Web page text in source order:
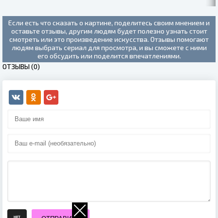
Если есть что сказать о картине, поделитесь своим мнением и
оставьте отзывы, другим людям будет полезно узнать стоит
смотреть или это произведение искусства. Отзывы помогают
людям выбрать сериал для просмотра, и вы сможете с ними
его обсудить или поделится впечатлениями.
ОТЗЫВЫ (0)